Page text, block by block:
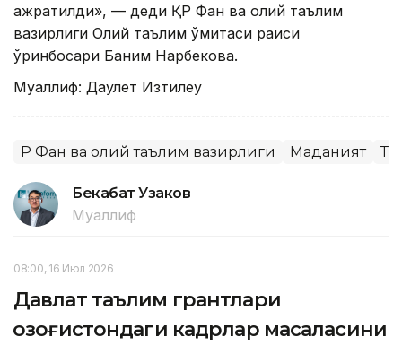
ажратилди», — деди ҚР Фан ва олий таълим
вазирлиги Олий таълим қўмитаси раиси
ўринбосари Баним Нарбекова.
Муаллиф: Даулет Изтилеу
ҚР Фан ва олий таълим вазирлиги Маданият
Бекабат Узаков
Муаллиф
08:00, 16 Июл 2026
Давлат таълим грантлари
Қозоғистондаги кадрлар масаласини